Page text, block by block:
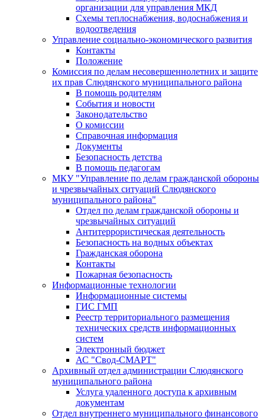
организации для управления МКД
Схемы теплоснабжения, водоснабжения и
водоотведения
Управление социально-экономического развития
Контакты
Положение
Комиссия по делам несовершеннолетних и защите
их прав Слюдянского муниципального района
В помощь родителям
События и новости
Законодательство
О комиссии
Справочная информация
Документы
Безопасность детства
В помощь педагогам
МКУ "Управление по делам гражданской обороны
и чрезвычайных ситуаций Слюдянского
муниципального района"
Отдел по делам гражданской обороны и
чрезвычайных ситуаций
Антитеррористическая деятельность
Безопасность на водных объектах
Гражданская оборона
Контакты
Пожарная безопасность
Информационные технологии
Информационные системы
ГИС ГМП
Реестр территориального размещения
технических средств информационных
систем
Электронный бюджет
АС "Свод-СМАРТ"
Архивный отдел администрации Слюдянского
муниципального района
Услуга удаленного доступа к архивным
документам
Отдел внутреннего муниципального финансового